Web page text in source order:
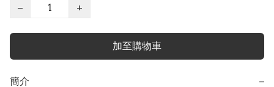
−
+
加至購物車
簡介 −